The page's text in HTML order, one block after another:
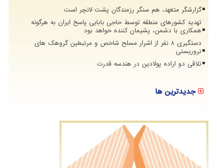
گزارشگر متعهد، هم سنگر رزمندگان پشت لانچر است
تهدید کشورهای منطقه توسط حاجی بابایی پاسخ ایران به هرگونه
همکاری با دشمن، پشیمان کننده خواهد بود
دستگیری 8 نفر از اشرار مسلح شاخص و مرتبطین گروهک های
تروریستی
تلاقی دو اراده پولادین در هندسه قدرت
جدیدترین ها